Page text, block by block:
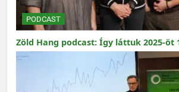
PODCAST
Zöld Hang podcast: Így láttuk 2025-öt